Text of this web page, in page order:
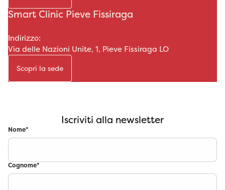
Smart Clinic Pieve Fissiraga
Indirizzo:
Via delle Nazioni Unite, 1, Pieve Fissiraga LO
Scopri la sede
Iscriviti alla newsletter
Nome*
Cognome*